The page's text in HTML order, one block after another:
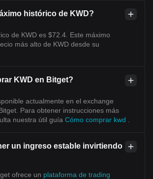
histórico de KWD?
de KWD es $72.4. Este máximo
más alto de KWD desde su
KWD en Bitget?
actualmente en el exchange
Para obtener instrucciones más
nuestra útil guía Cómo comprar kwd
un ingreso estable invirtiendo
ofrece un plataforma de trading